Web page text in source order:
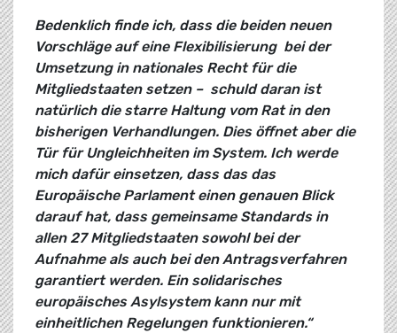
Bedenklich finde ich, dass die beiden neuen
Vorschläge auf eine Flexibilisierung bei der
Umsetzung in nationales Recht für die
Mitgliedstaaten setzen – schuld daran ist
natürlich die starre Haltung vom Rat in den
bisherigen Verhandlungen. Dies öffnet aber die
Tür für Ungleichheiten im System. Ich werde
mich dafür einsetzen, dass das das
Europäische Parlament einen genauen Blick
darauf hat, dass gemeinsame Standards in
allen 27 Mitgliedstaaten sowohl bei der
Aufnahme als auch bei den Antragsverfahren
garantiert werden. Ein solidarisches
europäisches Asylsystem kann nur mit
einheitlichen Regelungen funktionieren.“